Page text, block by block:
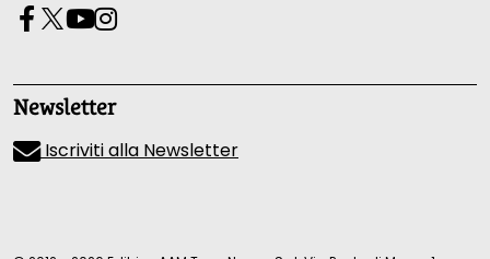
Newsletter
Iscriviti alla Newsletter